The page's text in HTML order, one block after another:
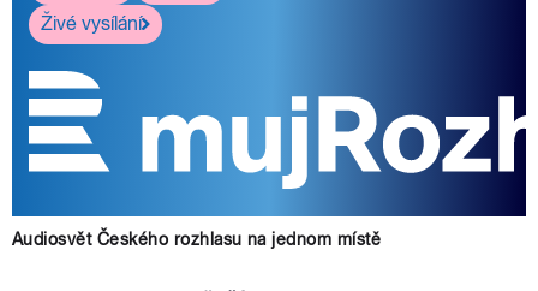
Živé vysílání
Audiosvět Českého rozhlasu na jednom místě